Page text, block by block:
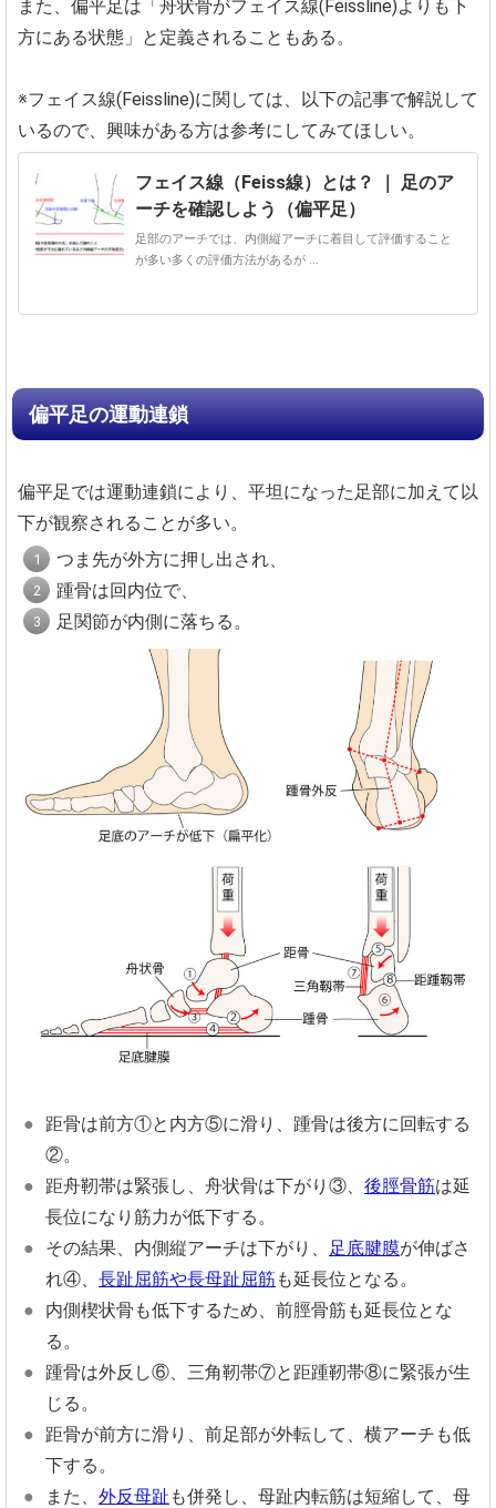
また、偏平足は「舟状骨がフェイス線(Feissline)よりも下
方にある状態」と定義されることもある。
※フェイス線(Feissline)に関しては、以下の記事で解説して
いるので、興味がある方は参考にしてみてほしい。
フェイス線（Feiss線）とは？ ｜ 足のア
ーチを確認しよう（偏平足）
足部のアーチでは、内側縦アーチに着目して評価すること
が多い多くの評価方法があるが ...
偏平足の運動連鎖
偏平足では運動連鎖により、平坦になった足部に加えて以
下が観察されることが多い。
つま先が外方に押し出され、
踵骨は回内位で、
足関節が内側に落ちる。
距骨は前方①と内方⑤に滑り、踵骨は後方に回転する
②。
距舟靭帯は緊張し、舟状骨は下がり③、 後脛骨筋は延
長位になり筋力が低下する。
その結果、内側縦アーチは下がり、
足底腱膜が伸ばさ
れ④、 長趾屈筋や長母趾屈筋も延長位となる。
内側楔状骨も低下するため、前脛骨筋も延長位とな
る。
踵骨は外反し⑥、三角靭帯⑦と距踵靭帯⑧に緊張が生
じる。
距骨が前方に滑り、前足部が外転して、横アーチも低
下する。
また、 外反母趾 も併発し、母趾内転筋は短縮して、母